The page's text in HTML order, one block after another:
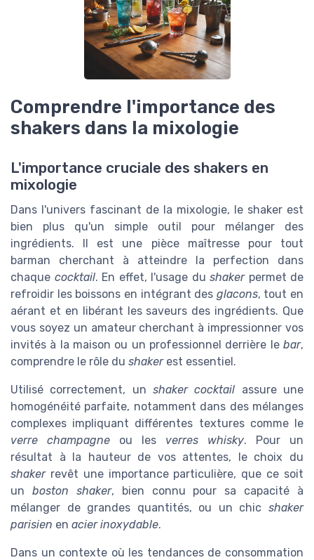
Comprendre l'importance des
shakers dans la mixologie
L'importance cruciale des shakers en
mixologie
Dans l'univers fascinant de la mixologie, le shaker est
bien plus qu'un simple outil pour mélanger des
ingrédients. Il est une pièce maîtresse pour tout
barman cherchant à atteindre la perfection dans
chaque cocktail. En effet, l'usage du shakerpermet de
refroidir les boissons en intégrant des glacons, tout en
aérant et en libérant les saveurs des ingrédients. Que
vous soyez un amateur cherchant à impressionner vos
invités à la maison ou un professionnel derrière le bar,
comprendre le rôle du shakerest essentiel.
Utilisé correctement, un shaker cocktail assure une
homogénéité parfaite, notamment dans des mélanges
complexes impliquant différentes textures comme le
verre champagne ou les verres whisky. Pour un
résultat à la hauteur de vos attentes, le choix du
shakerrevêt une importance particulière, que ce soit
un boston shaker, bien connu pour sa capacité à
mélanger de grandes quantités, ou un chic shaker
parisien en acier inoxydable.
Dans un contexte où les tendances de consommation